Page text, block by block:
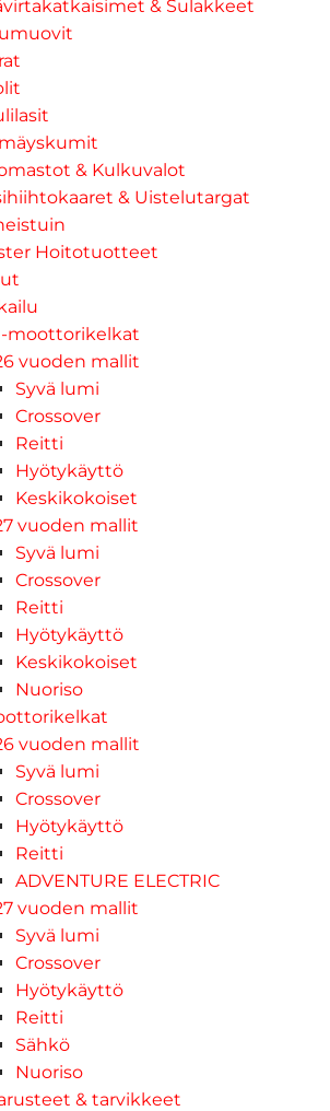
& Sulakkeet
& Kulkuvalot
& Uistelutargat
Hoitotuotteet
-moottorikelkat
vuoden mallit
Syvä lumi
Crossover
Reitti
Hyötykäyttö
Keskikokoiset
vuoden mallit
Syvä lumi
Crossover
Reitti
Hyötykäyttö
Keskikokoiset
Nuoriso
vuoden mallit
Syvä lumi
Crossover
Hyötykäyttö
Reitti
ADVENTURE ELECTRIC
vuoden mallit
Syvä lumi
Crossover
Hyötykäyttö
Reitti
Sähkö
Nuoriso
& tarvikkeet